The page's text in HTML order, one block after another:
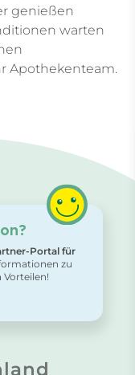
genießen
warten
Apothekenteam.
Portal für
zu